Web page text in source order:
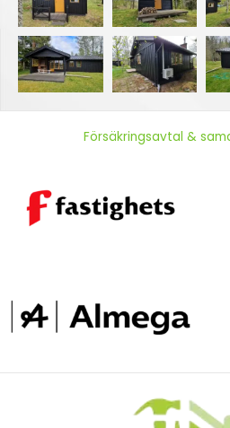
Försäkringsavtal &